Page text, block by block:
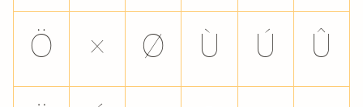
Ö × Ø Ù Ú Û